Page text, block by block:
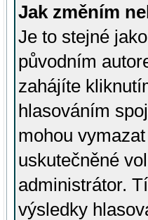
Jak změním
Je to stejné
původním
zahájíte
hlasováním
mohou
uskutečněné
administrátor.
výsledky